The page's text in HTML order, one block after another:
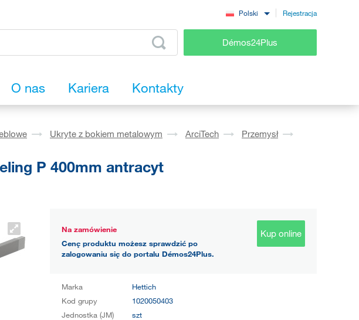
Polski Rejestracja
Démos24Plus
O nas Kariera Kontakty
Ukryte z bokiem metalowym ArciTech
Przemysł
P 400mm antracyt
Na zamówienie
Cenę produktu możesz sprawdzić po
zalogowaniu się do portalu Démos24Plus.
Kup online
Marka
Hettich
Kod grupy
1020050403
Jednostka (JM)
szt